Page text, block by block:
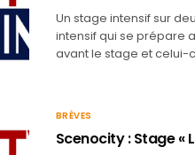
Un stage intensif sur
intensif qui se prépare
avant le stage et celui-
BRÈVES
Scenocity : Stage «